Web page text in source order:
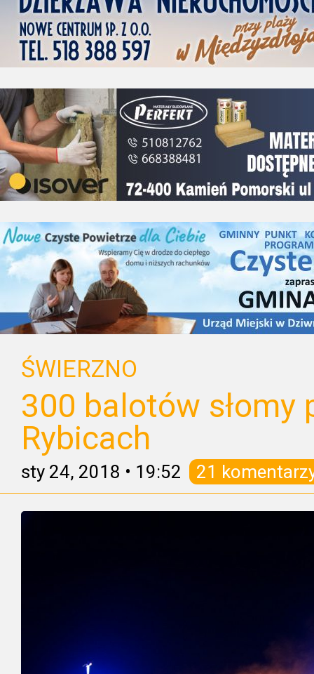
ŚWIERZNO
300 balotów słomy
Rybicach
sty 24, 2018 • 19:52 21